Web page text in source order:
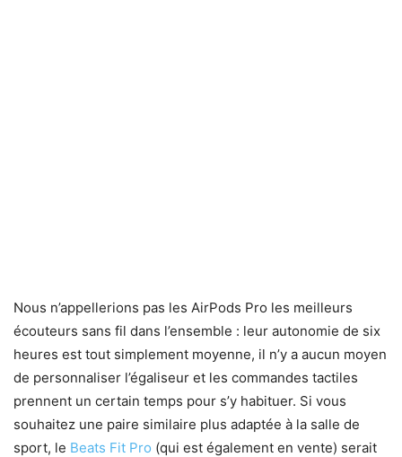
Nous n’appellerions pas les AirPods Pro les meilleurs
écouteurs sans fil dans l’ensemble : leur autonomie de six
heures est tout simplement moyenne, il n’y a aucun moyen
de personnaliser l’égaliseur et les commandes tactiles
prennent un certain temps pour s’y habituer. Si vous
souhaitez une paire similaire plus adaptée à la salle de
sport, le Beats Fit Pro (qui est également en vente) serait